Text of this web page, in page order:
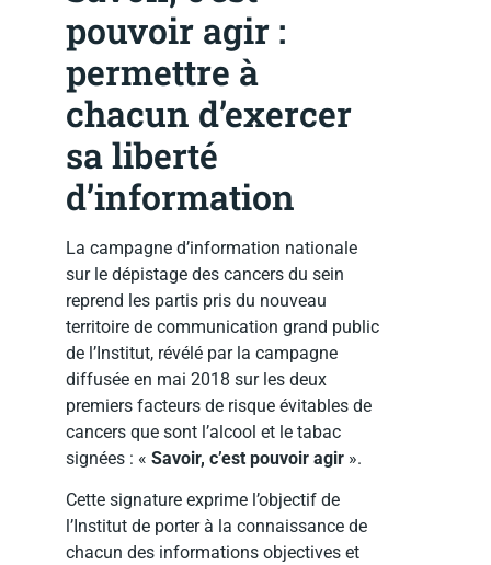
pouvoir agir :
permettre à
chacun d’exercer
sa liberté
d’information
La campagne d’information nationale
sur le dépistage des cancers du sein
reprend les partis pris du nouveau
territoire de communication grand public
de l’Institut, révélé par la campagne
diffusée en mai 2018 sur les deux
premiers facteurs de risque évitables de
cancers que sont l’alcool et le tabac
signées : « Savoir, c’est pouvoir agir ».
Cette signature exprime l’objectif de
l’Institut de porter à la connaissance de
chacun des informations objectives et